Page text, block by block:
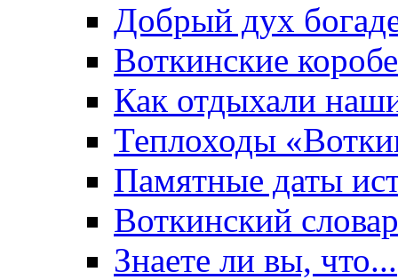
Добрый дух
Воткинские
Как отдыхали
Теплоходы
Памятные даты
Воткинский
Знаете ли вы, что...